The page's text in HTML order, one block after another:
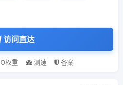
访问直达
权重 测速 备案